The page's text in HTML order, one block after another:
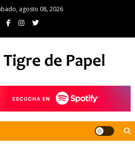
agosto 08, 2026